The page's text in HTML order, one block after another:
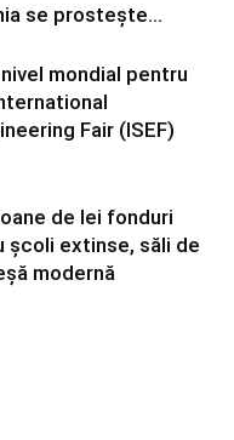
se prostește...
mondial pentru
Fair (ISEF)
de lei fonduri
școli extinse, săli de
modernă